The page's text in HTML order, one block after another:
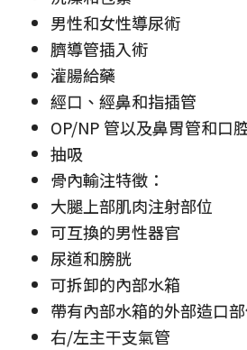
男性和女性導尿術
臍導管插入術
灌腸給藥
經口、經鼻和指插管
OP/NP 管以及鼻胃管和口
抽吸
骨內輸注特徵：
大腿上部肌肉注射部位
可互換的男性器官
尿道和膀胱
可拆卸的內部水箱
帶有內部水箱的外部造口
右/左主干支氣管